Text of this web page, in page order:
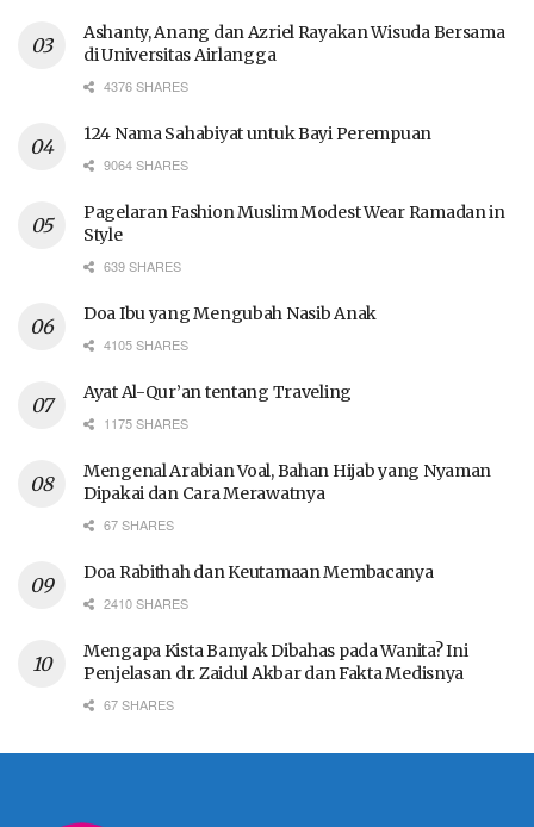
Ashanty, Anang dan Azriel Rayakan Wisuda Bersama
di Universitas Airlangga
4376 SHARES
124 Nama Sahabiyat untuk Bayi Perempuan
9064 SHARES
Pagelaran Fashion Muslim Modest Wear Ramadan in
Style
639 SHARES
Doa Ibu yang Mengubah Nasib Anak
4105 SHARES
Ayat Al-Qur’an tentang Traveling
1175 SHARES
Mengenal Arabian Voal, Bahan Hijab yang Nyaman
Dipakai dan Cara Merawatnya
67 SHARES
Doa Rabithah dan Keutamaan Membacanya
2410 SHARES
Mengapa Kista Banyak Dibahas pada Wanita? Ini
Penjelasan dr. Zaidul Akbar dan Fakta Medisnya
67 SHARES